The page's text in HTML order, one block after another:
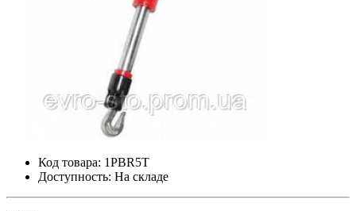
Код товара: 1PBR5T
Доступность: На складе